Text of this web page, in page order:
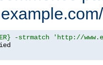
-strmatch 'http://